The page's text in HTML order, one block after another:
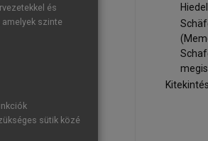
Vannak
tartoznak a
elindítója,
antikváriusi
Bókay Antal
és
szinte
sütik közé